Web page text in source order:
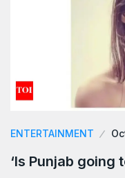
ENTERTAINMENT
‘Is Punjab going